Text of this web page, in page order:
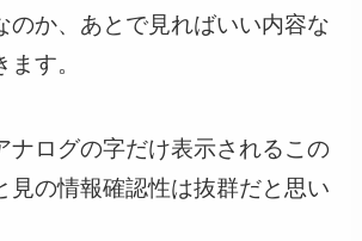
のか、あとで見ればいい内容な
す。
ナログの字だけ表示されるこの
見の情報確認性は抜群だと思い